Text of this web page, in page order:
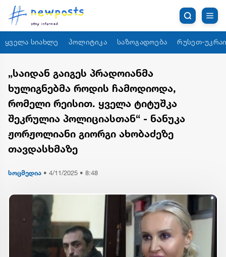
ყველა სიახლე პოლიტიკა საზოგადოება რუსეთ-
„საიდან გაიგეს პრადოიანმა
ხულიგნებმა როდის ჩამოდიოდა,
რომელი რეისით. ყველა ტიტუშკა
შეკრულია პოლიციასთან“ - ნანუკა
ჟორჟოლიანი გიორგი ახობაძეზე
თავდასხმაზე
სოცმედია • 4/11/2025 • 8:48